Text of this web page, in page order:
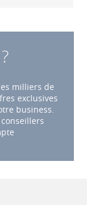
milliers de
exclusives
business.